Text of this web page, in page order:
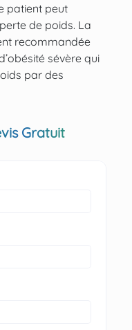
patient peut
de poids. La
recommandée
sévère qui
par des
Gratuit